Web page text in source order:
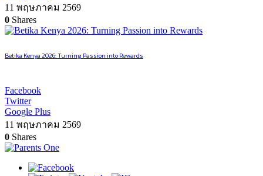
11 พฤษภาคม 2569
0 Shares
Betika Kenya 2026: Turning Passion into Rewards
Facebook
Twitter
Google Plus
11 พฤษภาคม 2569
0 Shares